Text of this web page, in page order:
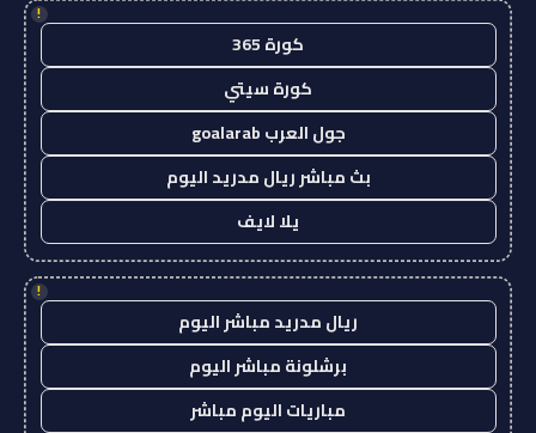
!
كورة 365
كورة سيتي
جول العرب goalarab
بث مباشر ريال مدريد اليوم
يلا لايف
!
ريال مدريد مباشر اليوم
برشلونة مباشر اليوم
مباريات اليوم مباشر